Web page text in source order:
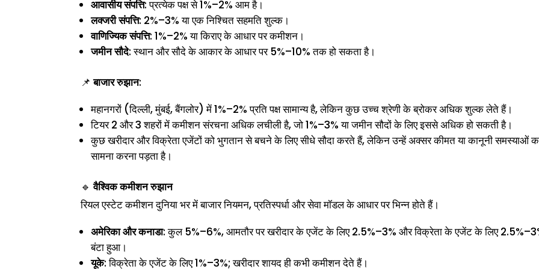
आवासीय संपत्ति: प्रत्येक पक्ष से 1%–2% आम है।
लक्जरी संपत्ति: 2%–3% या एक निश्चित सहमति शुल्क।
वाणिज्यिक संपत्ति: 1%–2% या किराए के आधार पर कमीशन।
जमीन सौदे: स्थान और सौदे के आकार के आधार पर 5%–10% तक हो सकता है।
📌बाजार रुझान:
महानगरों (दिल्ली, मुंबई, बैंगलोर) में 1%–2% प्रति पक्ष सामान्य है, लेकिन कुछ उच्च श्रेणी के ब्रोकर अधिक शुल्क लेते हैं।
टियर 2 और 3 शहरों में कमीशन संरचना अधिक लचीली है, जो 1%–3% या जमीन सौदों के लिए इससे अधिक हो सकती है।
कुछ खरीदार और विक्रेता एजेंटों को भुगतान से बचने के लिए सीधे सौदा करते हैं, लेकिन उन्हें अक्सर कीमत या कानूनी समस्याओं
सामना करना पड़ता है।
🔹वैश्विक कमीशन रुझान
रियल एस्टेट कमीशन दुनिया भर में बाजार नियमन, प्रतिस्पर्धा और सेवा मॉडल के आधार पर भिन्न होते हैं।
अमेरिका और कनाडा: कुल 5%–6%, आमतौर पर खरीदार के एजेंट के लिए 2.5%–3% और विक्रेता के एजेंट के लिए
बंटा हुआ।
यूके: विक्रेता के एजेंट के लिए 1%–3%; खरीदार शायद ही कभी कमीशन देते हैं।